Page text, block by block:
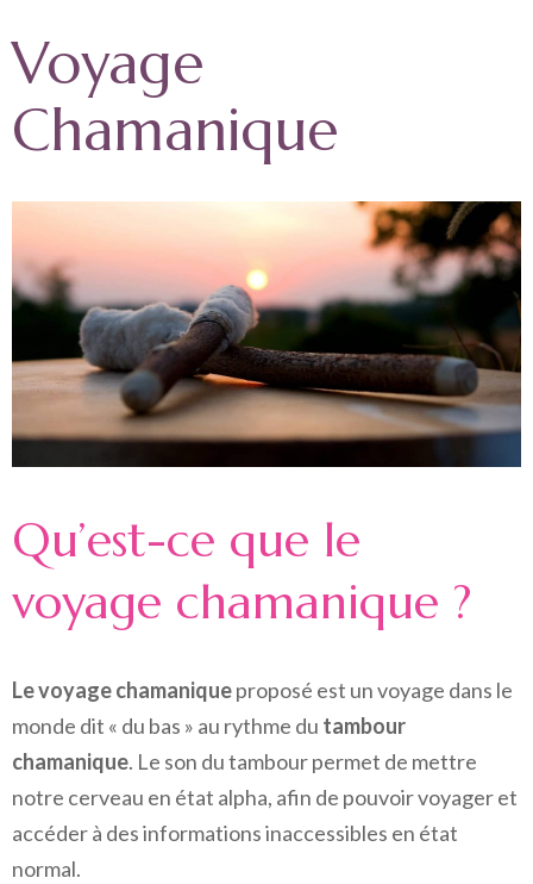
Voyage
Chamanique
Qu’est-ce que le
voyage chamanique ?
Le voyage chamaniqueproposé est un voyage dans le
monde dit « du bas » au rythme du tambour
chamanique. Le son du tambour permet de mettre
notre cerveau en état alpha, afin de pouvoir voyager et
accéder à des informations inaccessibles en état
normal.